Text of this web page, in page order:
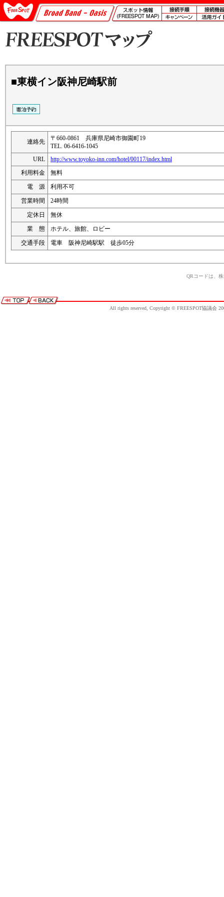
■東横イン阪神尼崎駅前
連絡先
〒660-0861 兵庫県尼崎市御園町19
TEL. 06-6416-1045
URL
http://www.toyoko-inn.com/hotel/00117/index.html
利用料金
無料
電 源
利用不可
営業時間
24時間
定休日
無休
業 態
ホテル、旅館、ロビー
交通手段
電車 阪神尼崎駅駅 徒歩05分
QRコードは、
All rights reserved, Copyright © FREESPOT協議会